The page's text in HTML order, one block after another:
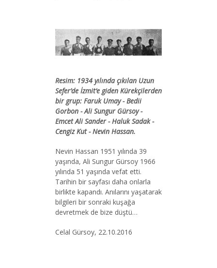
Resim: 1934 yılında çıkılan Uzun
Sefer’de İzmit‘e giden Kürekçilerden
bir grup: Faruk Umay - Bedii
Gorbon - Ali Sungur Gürsoy -
Emcet Ali Sander - Haluk Sadak -
Cengiz Kut - Nevin Hassan.
Nevin Hassan 1951 yılında 39
yaşında, Ali Sungur Gürsoy 1966
yılında 51 yaşında vefat etti.
Tarihin bir sayfası daha onlarla
birlikte kapandı. Anılarını yaşatarak
bilgileri bir sonraki kuşağa
devretmek de bize düştü…
Celal Gürsoy, 22.10.2016